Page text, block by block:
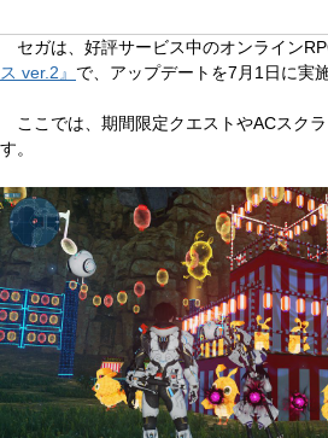
セガは、好評サービス中のオンライン
ス ver.2』 で、アップデートを7月1日に実
ここでは、期間限定クエストやACスク
す。